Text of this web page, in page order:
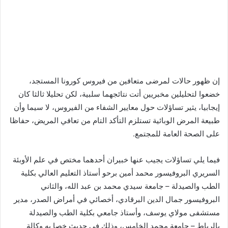
إن ظهور حالات لمرضى متعافين من فيروس كورونا المستجد،
خضعوا لتحليلين مخبريين أتت نتائجهما سلبية، لكن تحليلا ثالثا كان
إيجابيا، يثير تساؤلات حول معايير الشفاء من الفيروس، لا سيما وأن
طبيعة المرض الوبائية تستلزم التأكد التام من تعافي المريض، حفاظا
على الصحة العامة للمجتمع.
فيما يلي تساؤلات يجيب عنها خبيران أحدهما مختص في علم الأوبئة
السريري البروفيسور محمد أمين برحو أستاذ التعليم العالي بكلية
الطب والصيدلة – جامعة سيدي محمد بن عبد الله، والثاني
البروفيسور جمال الدين البرقادي، أخصائي في أمراض الصدر، مدير
مستشفى مولاي يوسف، وأستاذ جامعي بكلية الطب والصيدلة
بالرباط – جامعة محمد الخامس، وذلك في حديث خصا به وكالة